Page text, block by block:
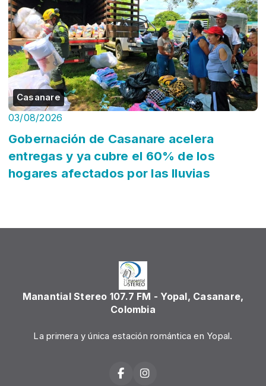
Casanare
03/08/2026
Gobernación de Casanare acelera
entregas y ya cubre el 60% de los
hogares afectados por las lluvias
Manantial Stereo 107.7 FM - Yopal, Casanare,
Colombia
La primera y única estación romántica en Yopal.